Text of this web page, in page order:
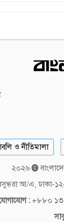
ও নীতিমালা
২০২৬
আ/এ,
: +৮৮০